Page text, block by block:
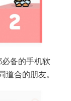
备的手机软
道合的朋友。